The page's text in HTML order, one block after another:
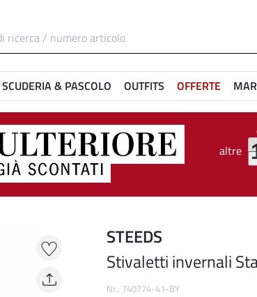
SCUDERIA & PASCOLO OUTFITS OFFERTE
altre
STEEDS
Stivaletti invernali
Nr.: 740774-41-BY